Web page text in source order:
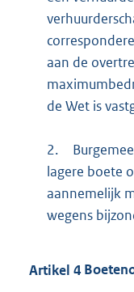
aan de
de Wet is
2.
lagere boete
aannemelijk
wegens
Artikel 4